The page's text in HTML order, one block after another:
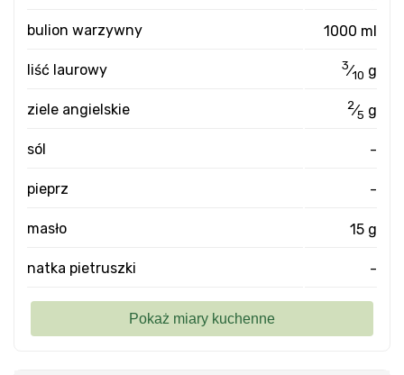
bulion warzywny 1000 ml
liść laurowy 3⁄10 g
ziele angielskie 2⁄5 g
sól -
pieprz -
masło 15 g
natka pietruszki -